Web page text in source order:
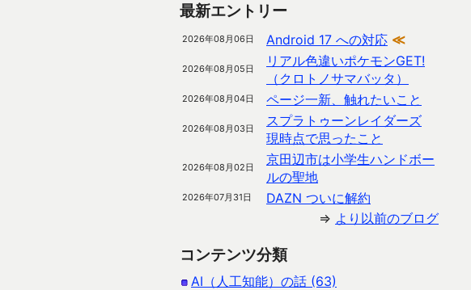
最新エントリー
2026年08月06日 Android 17 への対応 ≪
2026年08月05日
リアル色違いポケモンGET!
（クロトノサマバッタ）
2026年08月04日 ページ一新、触れたいこと
2026年08月03日
スプラトゥーンレイダーズ
現時点で思ったこと
2026年08月02日
京田辺市は小学生ハンドボー
ルの聖地
2026年07月31日
DAZN ついに解約
⇒ より以前のブログ
コンテンツ分類
AI（人工知能）の話 (63)